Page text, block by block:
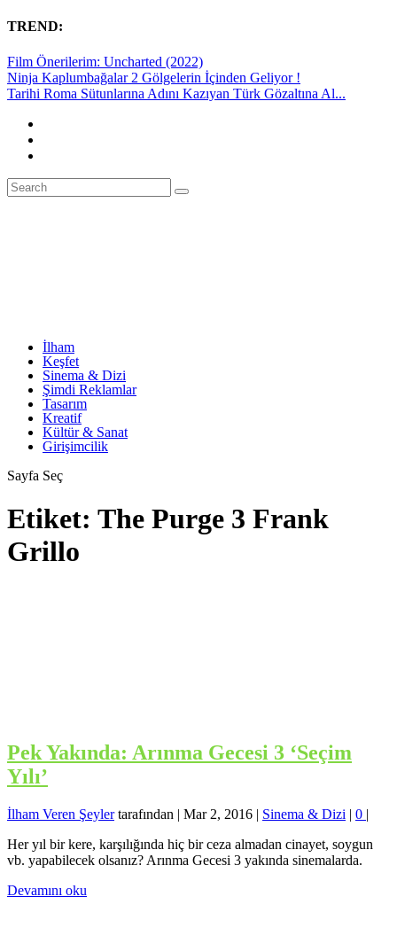
TREND:
Film Önerilerim: Uncharted (2022)
Ninja Kaplumbağalar 2 Gölgelerin İçinden Geliyor !
Tarihi Roma Sütunlarına Adını Kazıyan Türk Gözaltına Al...
İlham
Keşfet
Sinema & Dizi
Şimdi Reklamlar
Tasarım
Kreatif
Kültür & Sanat
Girişimcilik
Sayfa Seç
Etiket: The Purge 3 Frank
Grillo
Pek Yakında: Arınma Gecesi 3 ‘Seçim
Yılı’
İlham Veren Şeylertarafından | Mar 2, 2016 | Sinema & Dizi | 0 |
Her yıl bir kere, karşılığında hiç bir ceza almadan cinayet, soygun
vb. yapabilecek olsanız? Arınma Gecesi 3 yakında sinemalarda.
Devamını oku